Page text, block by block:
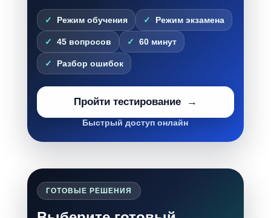
Режим обучения Режим экзамена
45 вопросов 60 минут
Разбор ошибок
Пройти тестирование
Быстрый доступ онлайн
ГОТОВЫЕ РЕШЕНИЯ